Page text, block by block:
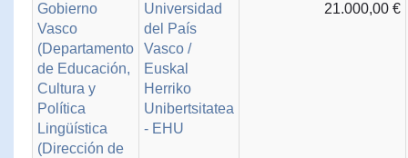
Gobierno
Vasco
(Departamento
de Educación,
Cultura y
Política
Lingüística
(Dirección de
Universidad
del País
Vasco /
Euskal
Herriko
Unibertsitatea
- EHU
21.000,00 €